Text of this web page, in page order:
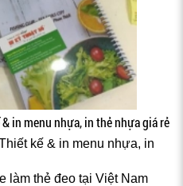
in menu nhựa, in thẻ nhựa giá rẻ
kế & in menu nhựa, in
làm thẻ đeo tại Việt Nam